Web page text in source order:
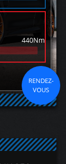
440Nm
RENDEZ-
VOUS